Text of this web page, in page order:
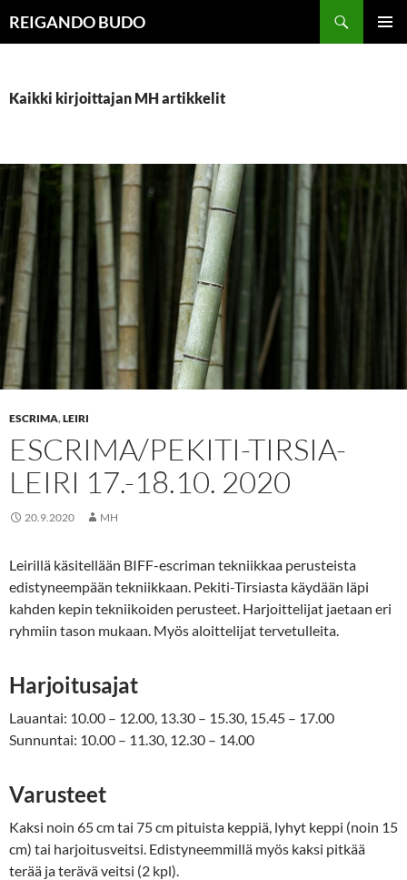
sisältöön
REIGANDO BUDO
Kaikki kirjoittajan MH artikkelit
ESCRIMA,LEIRI
ESCRIMA/PEKITI-TIRSIA-
LEIRI 17.-18.10. 2020
20.9.2020 MH
Leirillä käsitellään BIFF-escriman tekniikkaa perusteista
edistyneempään tekniikkaan. Pekiti-Tirsiasta käydään läpi
kahden kepin tekniikoiden perusteet. Harjoittelijat jaetaan eri
ryhmiin tason mukaan. Myös aloittelijat tervetulleita.
Harjoitusajat
Lauantai: 10.00 – 12.00, 13.30 – 15.30, 15.45 – 17.00
Sunnuntai: 10.00 – 11.30, 12.30 – 14.00
Varusteet
Kaksi noin 65 cm tai 75 cm pituista keppiä, lyhyt keppi (noin 15
cm) tai harjoitusveitsi. Edistyneemmillä myös kaksi pitkää
terää ja terävä veitsi (2 kpl).